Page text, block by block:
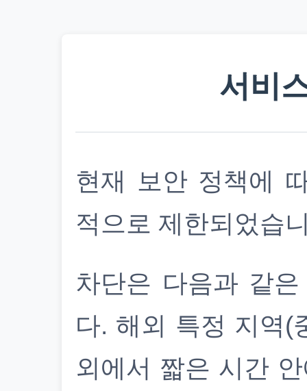
서비
현재 보안 정책에
적으로 제한되었습
차단은 다음과 같
다. 해외 특정 지역(
외에서 짧은 시간